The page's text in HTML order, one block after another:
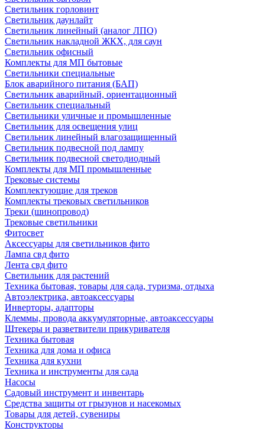
Светильник горловинт
Светильник даунлайт
Светильник линейный (аналог ЛПО)
Светильник накладной ЖКХ, для саун
Светильник офисный
Комплекты для МП бытовые
Светильники специальные
Блок аварийного питания (БАП)
Светильник аварийный, ориентационный
Светильник специальный
Светильники уличные и промышленные
Светильник для освещения улиц
Светильник линейный влагозащищенный
Светильник подвесной под лампу
Светильник подвесной светодиодный
Комплекты для МП промышленные
Трековые системы
Комплектующие для треков
Комплекты трековых светильников
Треки (шинопровод)
Трековые светильники
Фитосвет
Аксессуары для светильников фито
Лампа свд фито
Лента свд фито
Светильник для растений
Техника бытовая, товары для сада, туризма, отдыха
Автоэлектрика, автоаксессуары
Инверторы, адапторы
Клеммы, провода аккумуляторные, автоаксессуары
Штекеры и разветвители прикуривателя
Техника бытовая
Техника для дома и офиса
Техника для кухни
Техника и инструменты для сада
Насосы
Садовый инструмент и инвентарь
Средства защиты от грызунов и насекомых
Товары для детей, сувениры
Конструкторы